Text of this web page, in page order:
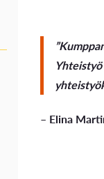
– Elina